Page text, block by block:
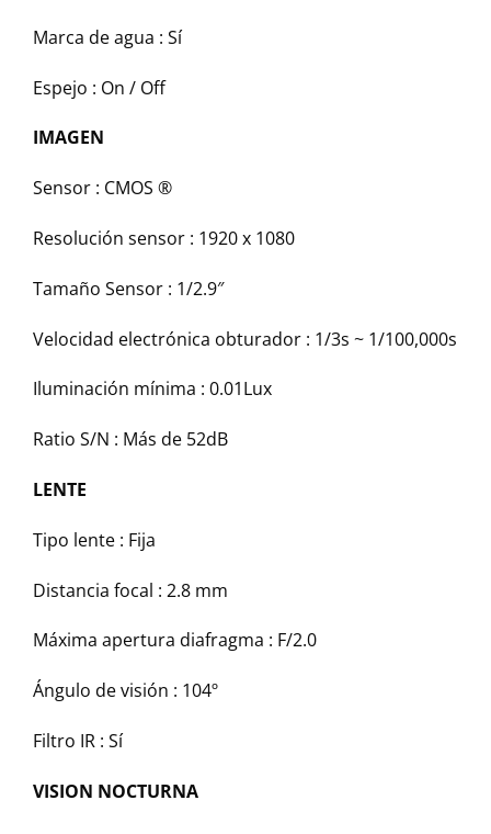
Marca de agua : Sí
Espejo : On / Off
IMAGEN
Sensor : CMOS ®
Resolución sensor : 1920 x 1080
Tamaño Sensor : 1/2.9″
Velocidad electrónica obturador : 1/3s ~ 1/100,000s
Iluminación mínima : 0.01Lux
Ratio S/N : Más de 52dB
LENTE
Tipo lente : Fija
Distancia focal : 2.8 mm
Máxima apertura diafragma : F/2.0
Ángulo de visión : 104º
Filtro IR : Sí
VISION NOCTURNA